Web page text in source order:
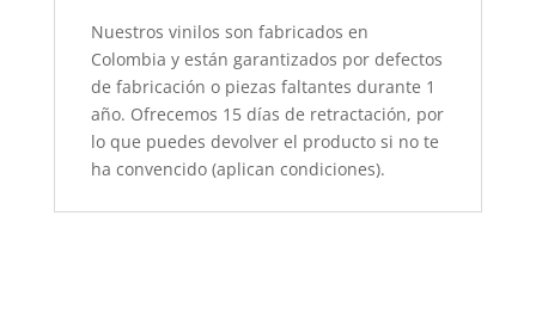
Nuestros vinilos son fabricados en
Colombia y están garantizados por defectos
de fabricación o piezas faltantes durante 1
año. Ofrecemos 15 días de retractación, por
lo que puedes devolver el producto si no te
ha convencido (aplican condiciones).